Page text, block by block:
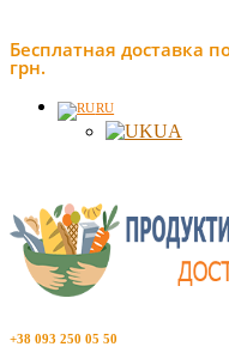
Бесплатная доставка
грн.
RU
UA
+38 093 250 05 50